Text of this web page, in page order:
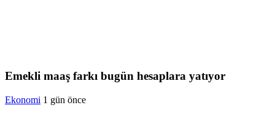
Emekli maaş farkı bugün hesaplara yatıyor
Ekonomi 1 gün önce